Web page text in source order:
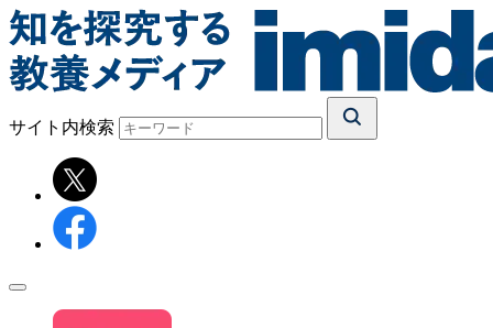
サイト内検索